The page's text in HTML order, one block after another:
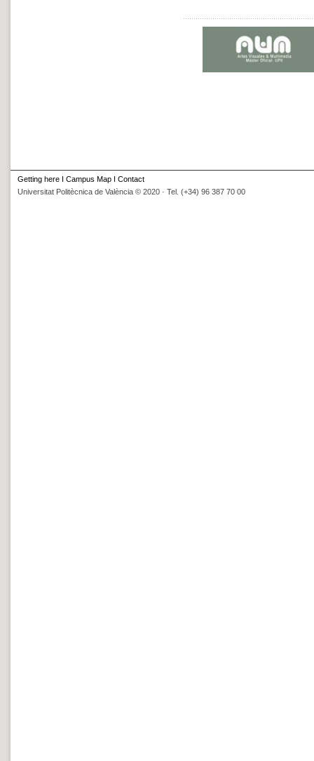
Getting here I Campus Map I Contact
Universitat Politècnica de València © 2020 · Tel. (+34) 96 387 70 00